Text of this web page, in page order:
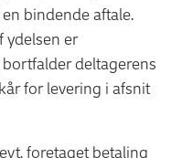
bindende aftale.
ydelsen er
deltagerens
for levering i afsnit
foretaget betaling